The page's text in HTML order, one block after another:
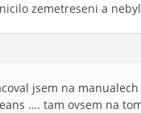
zemetreseni a
jsem na
…. tam ovsem na